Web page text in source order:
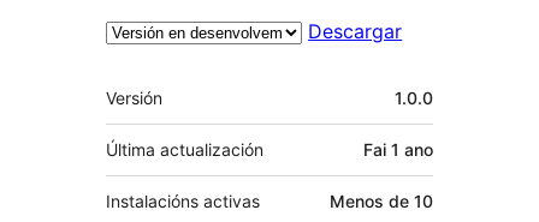
Descargar
Meta
Versión 1.0.0
Última actualización Fai 1 ano
Instalacións activas Menos de 10